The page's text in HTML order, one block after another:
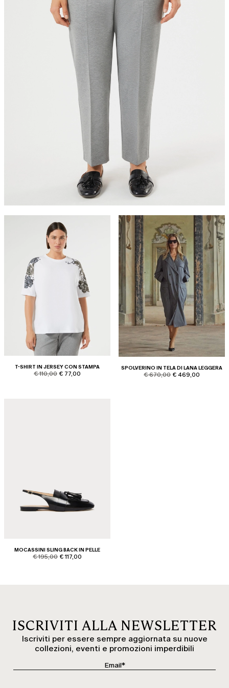
T-SHIRT IN JERSEY CON STAMPA
product.price.original
€ 110,00 product.price.sale
€ 77,00
SPOLVERINO IN TELA DI LANA LEGGERA
product.price.original
€ 670,00 product.price.sale
€ 469,00
MOCASSINI SLING BACK IN PELLE
product.price.original
€ 195,00 product.price.sale
€ 117,00
ISCRIVITI ALLA NEWSLETTER
Iscriviti per essere sempre aggiornata su nuove
collezioni, eventi e promozioni imperdibili